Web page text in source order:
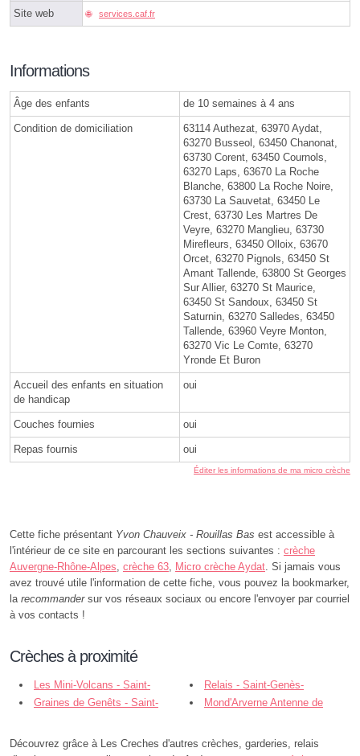
Site web services.caf.fr
Informations
Âge des enfants de 10 semaines à 4 ans
Condition de domiciliation
63114 Authezat, 63970 Aydat,
63270 Busseol, 63450 Chanonat,
63730 Corent, 63450 Cournols,
63270 Laps, 63670 La Roche
Blanche, 63800 La Roche Noire,
63730 La Sauvetat, 63450 Le
Crest, 63730 Les Martres De
Veyre, 63270 Manglieu, 63730
Mirefleurs, 63450 Olloix, 63670
Orcet, 63270 Pignols, 63450 St
Amant Tallende, 63800 St Georges
Sur Allier, 63270 St Maurice,
63450 St Sandoux, 63450 St
Saturnin, 63270 Salledes, 63450
Tallende, 63960 Veyre Monton,
63270 Vic Le Comte, 63270
Yronde Et Buron
Accueil des enfants en situation
de handicap
oui
Couches fournies oui
Repas fournis oui
Éditer les informations de ma micro crèche
Cette fiche présentant Yvon Chauveix - Rouillas Bas est accessible à
l'intérieur de ce site en parcourant les sections suivantes : crèche
Auvergne-Rhône-Alpes, crèche 63, Micro crèche Aydat. Si jamais vous
avez trouvé utile l'information de cette fiche, vous pouvez la bookmarker,
la recommandersur vos réseaux sociaux ou encore l'envoyer par courriel
à vos contacts !
Crèches à proximité
Les Mini-Volcans - Saint-
Genès-Champanelle
Relais - Saint-Genès-
Champanelle
Graines de Genêts - Saint-
Mond'Arverne Antenne de
Découvrez grâce à Les Creches d'autres crèches, garderies, relais